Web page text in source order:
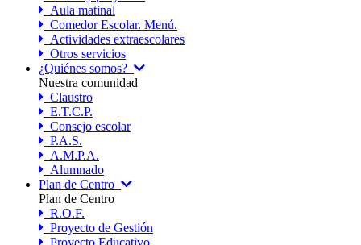
Aula matinal
Comedor Escolar. Menú.
Actividades extraescolares
Otros servicios
¿Quiénes somos?
Nuestra comunidad
Claustro
E.T.C.P.
Consejo escolar
P.A.S.
A.M.P.A.
Alumnado
Plan de Centro
Plan de Centro
R.O.F.
Proyecto de Gestión
Proyecto Educativo